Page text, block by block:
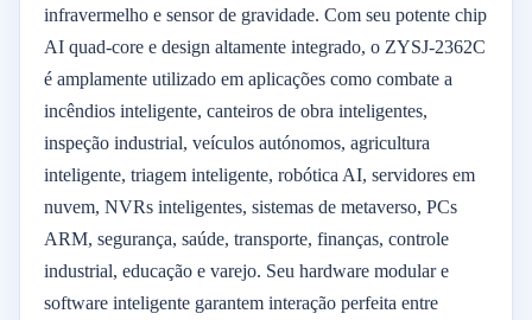
infravermelho e sensor de gravidade. Com seu potente chip
AI quad-core e design altamente integrado, o ZYSJ-2362C
é amplamente utilizado em aplicações como combate a
incêndios inteligente, canteiros de obra inteligentes,
inspeção industrial, veículos autónomos, agricultura
inteligente, triagem inteligente, robótica AI, servidores em
nuvem, NVRs inteligentes, sistemas de metaverso, PCs
ARM, segurança, saúde, transporte, finanças, controle
industrial, educação e varejo. Seu hardware modular e
software inteligente garantem interação perfeita entre